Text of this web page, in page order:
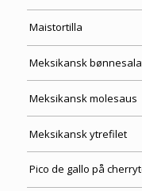
Maistortilla
Meksikansk
Meksikansk molesaus
Meksikansk ytrefilet
Pico de gallo på